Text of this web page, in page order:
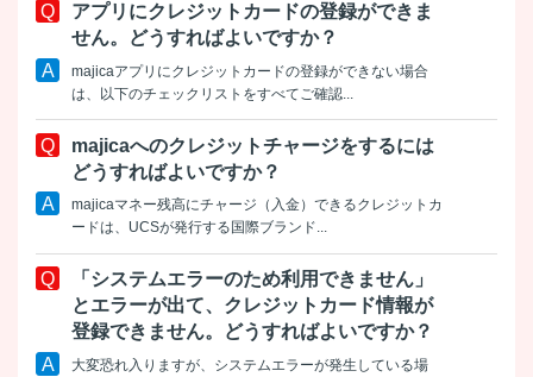
アプリにクレジットカードの登録ができま
せん。どうすればよいですか？
majicaアプリにクレジットカードの登録ができない場合
は、以下のチェックリストをすべてご確認...
majicaへのクレジットチャージをするには
どうすればよいですか？
majicaマネー残高にチャージ（入金）できるクレジットカ
ードは、UCSが発行する国際ブランド...
「システムエラーのため利用できません」
とエラーが出て、クレジットカード情報が
登録できません。どうすればよいですか？
大変恐れ入りますが、システムエラーが発生している場